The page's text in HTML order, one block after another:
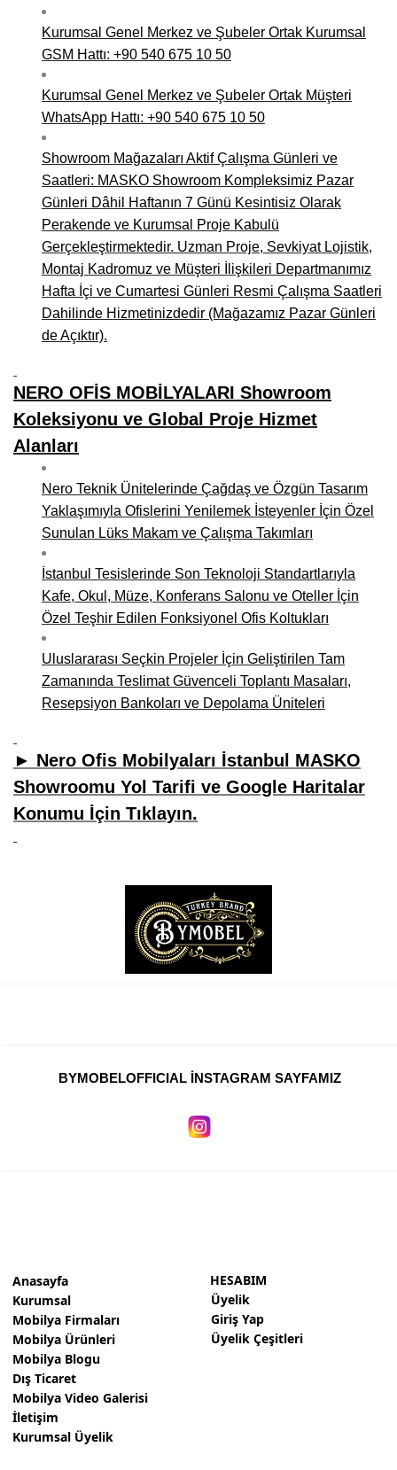
Kurumsal Genel Merkez ve Şubeler Ortak Kurumsal
GSM Hattı: +90 540 675 10 50
Kurumsal Genel Merkez ve Şubeler Ortak Müşteri
WhatsApp Hattı: +90 540 675 10 50
Showroom Mağazaları Aktif Çalışma Günleri ve
Saatleri: MASKO Showroom Kompleksimiz Pazar
Günleri Dâhil Haftanın 7 Günü Kesintisiz Olarak
Perakende ve Kurumsal Proje Kabulü
Gerçekleştirmektedir. Uzman Proje, Sevkiyat Lojistik,
Montaj Kadromuz ve Müşteri İlişkileri Departmanımız
Hafta İçi ve Cumartesi Günleri Resmi Çalışma Saatleri
Dahilinde Hizmetinizdedir (Mağazamız Pazar Günleri
de Açıktır).
NERO OFİS MOBİLYALARI Showroom
Koleksiyonu ve Global Proje Hizmet
Alanları
Nero Teknik Ünitelerinde Çağdaş ve Özgün Tasarım
Yaklaşımıyla Ofislerini Yenilemek İsteyenler İçin Özel
Sunulan Lüks Makam ve Çalışma Takımları
İstanbul Tesislerinde Son Teknoloji Standartlarıyla
Kafe, Okul, Müze, Konferans Salonu ve Oteller İçin
Özel Teşhir Edilen Fonksiyonel Ofis Koltukları
Uluslararası Seçkin Projeler İçin Geliştirilen Tam
Zamanında Teslimat Güvenceli Toplantı Masaları,
Resepsiyon Bankoları ve Depolama Üniteleri
► Nero Ofis Mobilyaları İstanbul MASKO
Showroomu Yol Tarifi ve Google Haritalar
Konumu İçin Tıklayın.
BYMOBELOFFICIAL İNSTAGRAM SAYFAMIZ
Anasayfa
Kurumsal
Mobilya Firmaları
Mobilya Ürünleri
Mobilya Blogu
Dış Ticaret
Mobilya Video Galerisi
İletişim
Kurumsal Üyelik
HESABIM
Üyelik
Giriş Yap
Üyelik Çeşitleri